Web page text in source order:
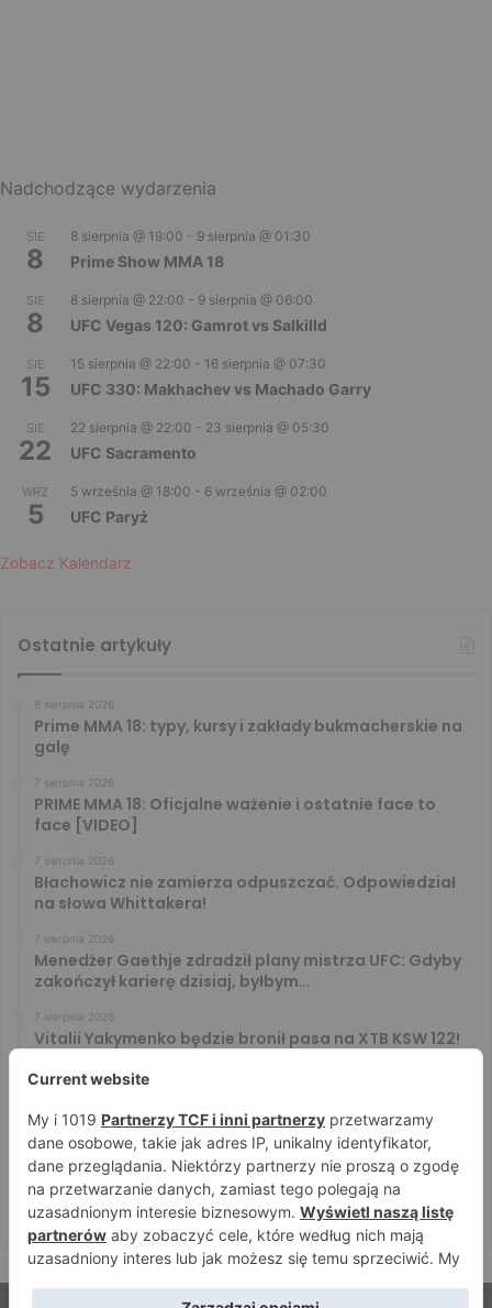
Nadchodzące wydarzenia
SIE
8
8 sierpnia @ 19:00 - 9 sierpnia @ 01:30
Prime Show MMA 18
SIE
8
8 sierpnia @ 22:00 - 9 sierpnia @ 06:00
UFC Vegas 120: Gamrot vs Salkilld
SIE
15
15 sierpnia @ 22:00 - 16 sierpnia @ 07:30
UFC 330: Makhachev vs Machado Garry
SIE
22
22 sierpnia @ 22:00 - 23 sierpnia @ 05:30
UFC Sacramento
WRZ
5
5 września @ 18:00 - 6 września @ 02:00
UFC Paryż
Zobacz Kalendarz
Ostatnie artykuły
8 sierpnia 2026
Prime MMA 18: typy, kursy i zakłady bukmacherskie na
galę
7 sierpnia 2026
PRIME MMA 18: Oficjalne ważenie i ostatnie face to
face [VIDEO]
7 sierpnia 2026
Błachowicz nie zamierza odpuszczać. Odpowiedział
na słowa Whittakera!
7 sierpnia 2026
Menedżer Gaethje zdradził plany mistrza UFC: Gdyby
zakończył karierę dzisiaj, byłbym…
7 sierpnia 2026
Vitalii Yakymenko będzie bronił pasa na XTB KSW 122!
Iwo Baraniewski wystąpi na UFC 331. Polak częścią
mocnej karty walk
6 sierpnia 2026
Don Kasjo poznał rywala na FAME 32. Bartosz Szachta
przeciwnikiem Króla